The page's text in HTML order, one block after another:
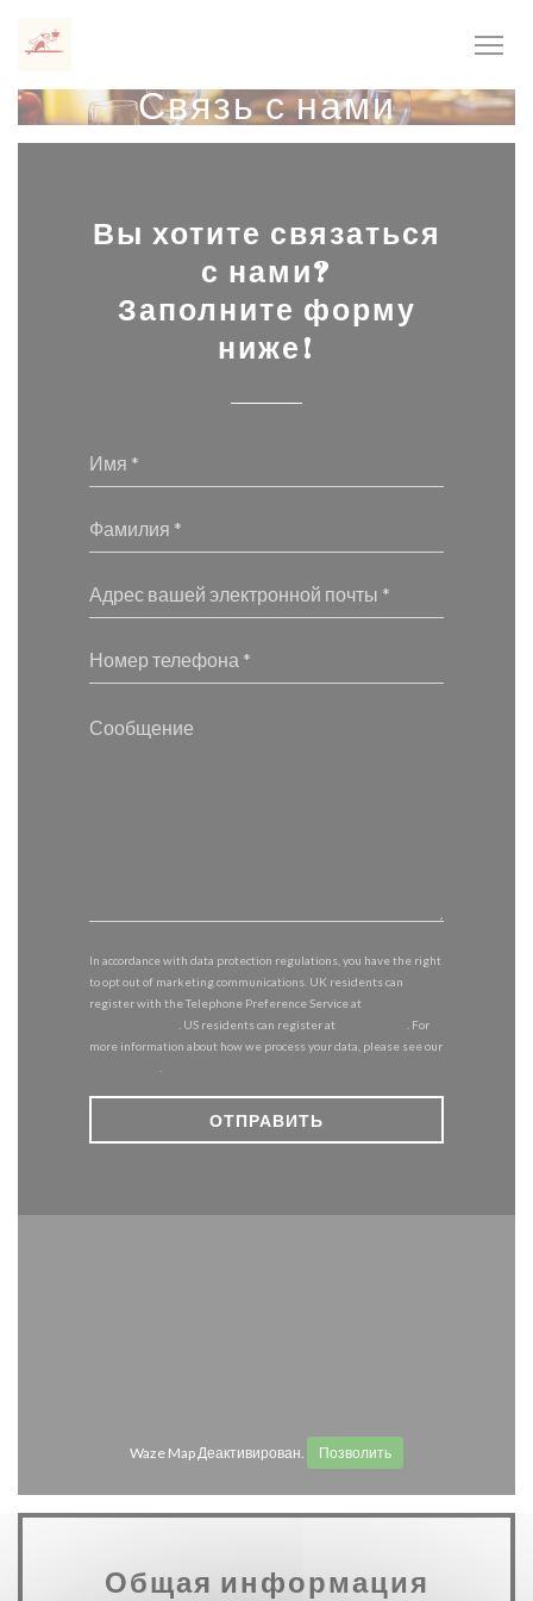
Связь с нами
Вы хотите связаться
с нами?
Заполните форму
ниже!
In accordance with data protection regulations, you have the right
to opt out of marketing communications. UK residents can
register with the Telephone Preference Service at
. US residents can register at
. For
more information about how we process your data, please see our
Waze Map Деактивирован. Позволить
Общая информация